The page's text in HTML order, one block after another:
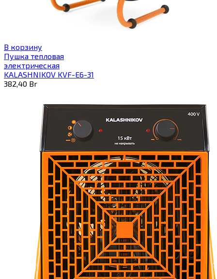
В корзину
Пушка тепловая
электрическая
KALASHNIKOV KVF-E6-31
382,40 Br